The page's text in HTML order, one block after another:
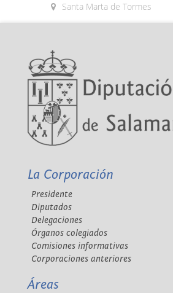
Santa Marta de Tormes
La Corporación
Presidente
Diputados
Delegaciones
Órganos colegiados
Comisiones informativas
Corporaciones anteriores
Áreas